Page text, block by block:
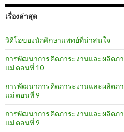
เรื่องล่าสุด
วิดีโอของนักศึกษาแพทย์ที่น่าสนใจ
การพัฒนาการคิดภาระงานและผลิตภ
แม่ ตอนที่ 10
การพัฒนาการคิดภาระงานและผลิตภ
แม่ ตอนที่ 9
การพัฒนาการคิดภาระงานและผลิตภ
แม่ ตอนที่ 9